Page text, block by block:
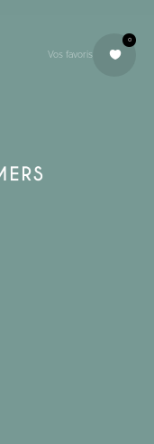
Vos favoris
0